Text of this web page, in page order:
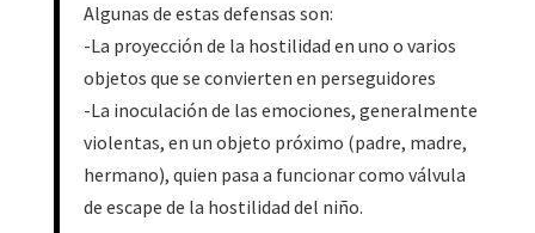
Algunas de estas defensas son:
-La proyección de la hostilidad en uno o varios
objetos que se convierten en perseguidores
-La inoculación de las emociones, generalmente
violentas, en un objeto próximo (padre, madre,
hermano), quien pasa a funcionar como válvula
de escape de la hostilidad del niño.